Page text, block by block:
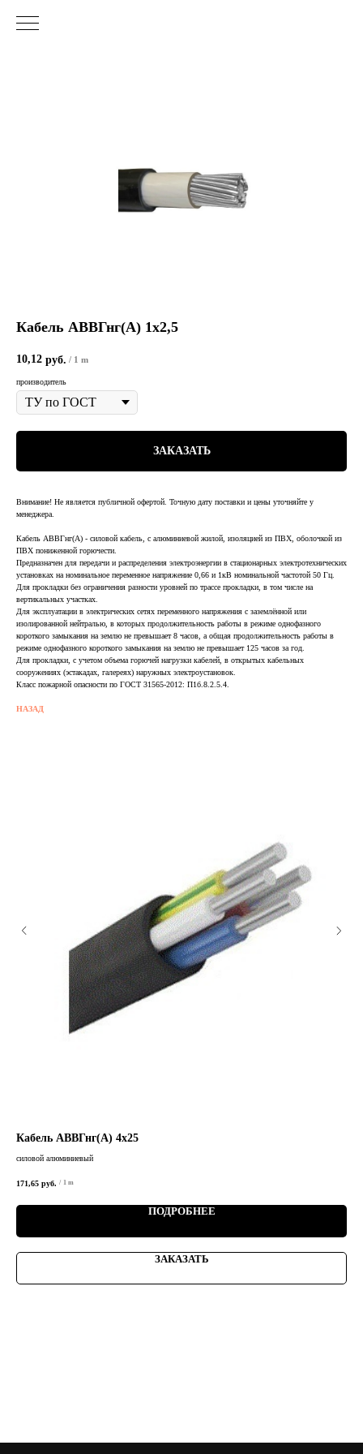
Кабель АВВГнг(А) 1х2,5
10,12 руб. / 1 m
производитель
ЗАКАЗАТЬ
Внимание! Не является публичной офертой. Точную дату поставки и цены уточняйте у
менеджера.
Кабель АВВГнг(А) - силовой кабель, с алюминиевой жилой, изоляцией из ПВХ, оболочкой из
ПВХ пониженной горючести.
Предназначен для передачи и распределения электроэнергии в стационарных электротехнических
установках на номинальное переменное напряжение 0,66 и 1кВ номинальной частотой 50 Гц.
Для прокладки без ограничения разности уровней по трассе прокладки, в том числе на
вертикальных участках.
Для эксплуатации в электрических сетях переменного напряжения с заземлённой или
изолированной нейтралью, в которых продолжительность работы в режиме однофазного
короткого замыкания на землю не превышает 8 часов, а общая продолжительность работы в
режиме однофазного короткого замыкания на землю не превышает 125 часов за год.
Для прокладки, с учетом объема горючей нагрузки кабелей, в открытых кабельных
сооружениях (эстакадах, галереях) наружных электроустановок.
Класс пожарной опасности по ГОСТ 31565-2012: П1б.8.2.5.4.
НАЗАД
Кабель АВВГнг(А) 4х25
силовой алюминиевый
171,65 руб. / 1 m
ПОДРОБНЕЕ
ЗАКАЗАТЬ